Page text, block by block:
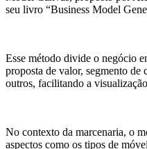
seu livro “Business Model
Esse método divide o negócio
proposta de valor, segmento de
outros, facilitando a
No contexto da marcenaria, o
aspectos como os tipos de